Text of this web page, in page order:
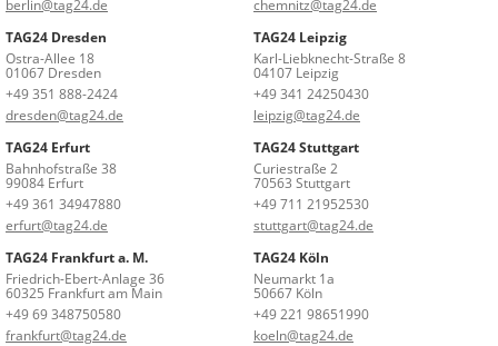
berlin@tag24.de
chemnitz@tag24.de
TAG24 Dresden
Ostra-Allee 18
01067 Dresden
+49 351 888-2424
dresden@tag24.de
TAG24 Leipzig
Karl-Liebknecht-Straße 8
04107 Leipzig
+49 341 24250430
leipzig@tag24.de
TAG24 Erfurt
Bahnhofstraße 38
99084 Erfurt
+49 361 34947880
erfurt@tag24.de
TAG24 Stuttgart
Curiestraße 2
70563 Stuttgart
+49 711 21952530
stuttgart@tag24.de
TAG24 Frankfurt a. M.
Friedrich-Ebert-Anlage 36
60325 Frankfurt am Main
+49 69 348750580
frankfurt@tag24.de
TAG24 Köln
Neumarkt 1a
50667 Köln
+49 221 98651990
koeln@tag24.de